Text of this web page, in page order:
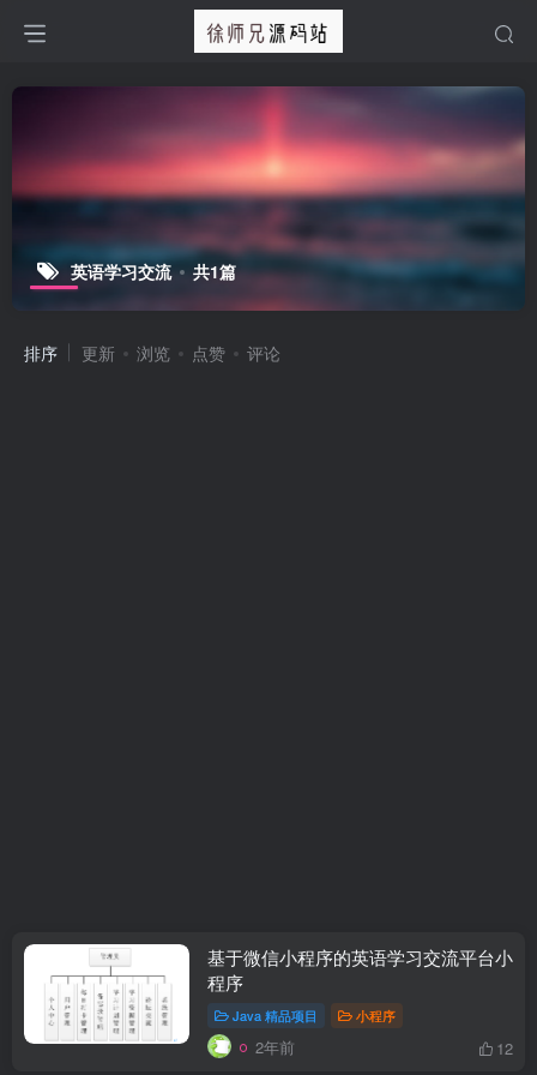
英语学习交流 共1篇
排序 更新 浏览 点赞 评论
基于微信小程序的英语学习交流平台小
程序
Java 精品项目 小程序
2年前 12